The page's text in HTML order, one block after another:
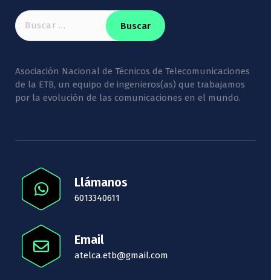
Buscar:
Asociación Nacional de Técnicos de Telecomunicaciones
de la ETB, un equipo de ingenieros(as) que trabajamos
por la evolución de las comunicaciones en el mundo.
Llámanos
6013340611
Email
atelca.etb@gmail.com